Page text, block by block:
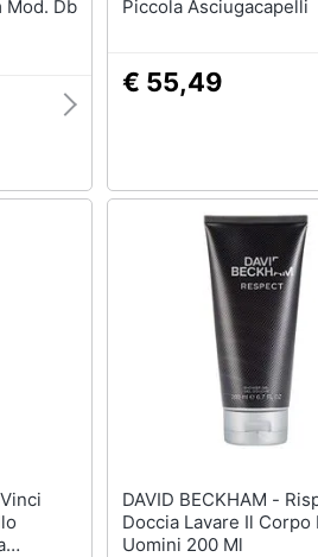
Piccola Asciugacapelli
€ 55,49
DAVID BECKHAM - Rispetto Gel
Doccia Lavare Il Corpo
Uomini 200 Ml